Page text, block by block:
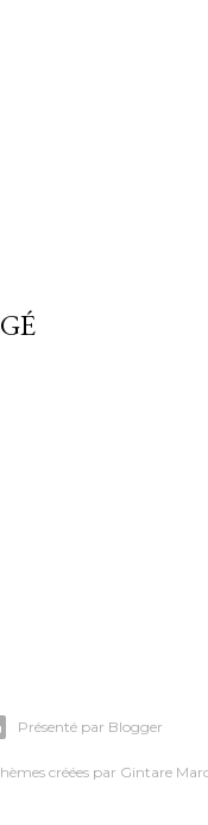
Présenté par Blogger
créées par Gintare